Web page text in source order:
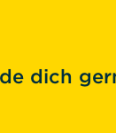
dich